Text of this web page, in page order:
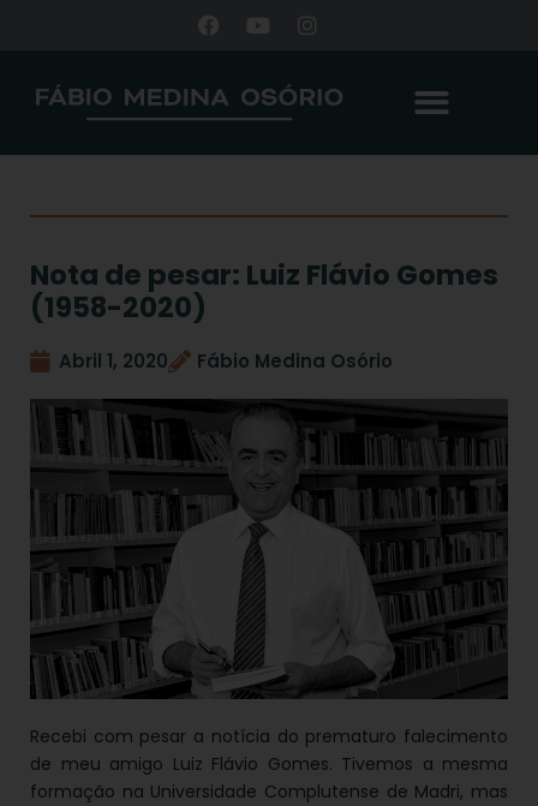
Nota de pesar: Luiz Flávio Gomes
(1958-2020)
Abril 1, 2020 Fábio Medina Osório
Recebi com pesar a notícia do prematuro falecimento
de meu amigo Luiz Flávio Gomes. Tivemos a mesma
formação na Universidade Complutense de Madri, mas